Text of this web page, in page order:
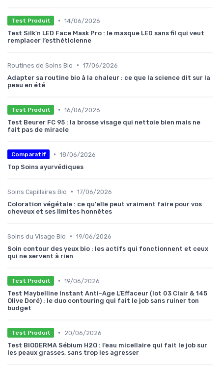
Test Produit • 14/06/2026
Test Silk'n LED Face Mask Pro : le masque LED sans fil qui veut
remplacer l’esthéticienne
Routines de Soins Bio • 17/06/2026
Adapter sa routine bio à la chaleur : ce que la science dit sur la
peau en été
Test Produit • 16/06/2026
Test Beurer FC 95 : la brosse visage qui nettoie bien mais ne
fait pas de miracle
Comparatif • 18/06/2026
Top Soins ayurvédiques
Soins Capillaires Bio • 17/06/2026
Coloration végétale : ce qu'elle peut vraiment faire pour vos
cheveux et ses limites honnêtes
Soins du Visage Bio • 19/06/2026
Soin contour des yeux bio : les actifs qui fonctionnent et ceux
qui ne servent à rien
Test Produit • 19/06/2026
Test Maybelline Instant Anti-Age L’Effaceur (lot 03 Clair & 145
Olive Doré) : le duo contouring qui fait le job sans ruiner ton
budget
Test Produit •
20/06/2026
Test BIODERMA Sébium H2O : l’eau micellaire qui fait le job sur
les peaux grasses, sans trop les agresser